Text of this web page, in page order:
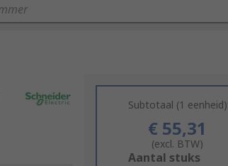
Subtotaal (1
€ 55,31
(excl. BTW)
Add
Aantal stuks